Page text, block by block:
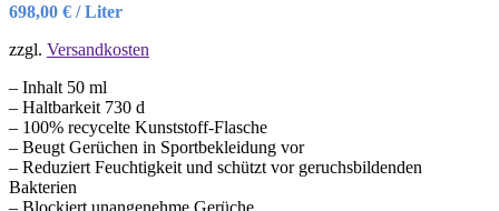
698,00 € /Liter
zzgl. Versandkosten
– Inhalt 50 ml
– Haltbarkeit 730 d
– 100% recycelte Kunststoff-Flasche
– Beugt Gerüchen in Sportbekleidung vor
– Reduziert Feuchtigkeit und schützt vor geruchsbildenden
Bakterien
– Blockiert unangenehme Gerüche